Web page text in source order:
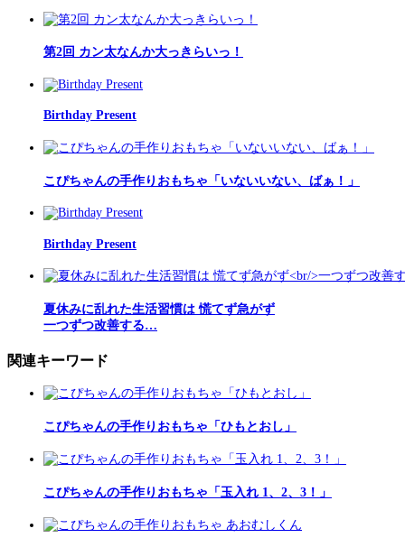
第2回 カン太なんか大っきらいっ！
Birthday Present
こぴちゃんの手作りおもちゃ「いないいない、ばぁ！」
Birthday Present
夏休みに乱れた生活習慣は 慌てず急がず
一つずつ改善する…
関連キーワード
こぴちゃんの手作りおもちゃ「ひもとおし」
こぴちゃんの手作りおもちゃ「玉入れ 1、2、3！」